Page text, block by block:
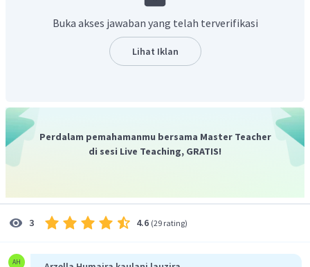
Oleh karena itu, tinggi menara pada TV adalah
Buka akses jawaban yang telah terverifikasi
Lihat Iklan
Perdalam pemahamanmu bersama Master Teacher
di sesi Live Teaching, GRATIS!
3 4.6 (29 rating)
AH